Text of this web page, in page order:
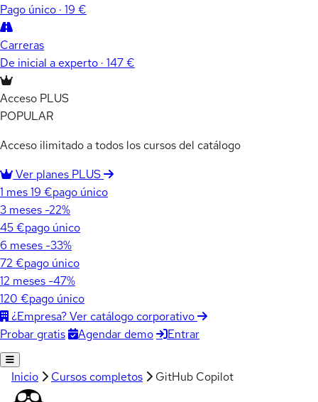
Pago único · 19 €
Carreras
De inicial a experto · 147 €
Acceso PLUS
POPULAR
Acceso ilimitado a todos los cursos del catálogo
Ver planes PLUS
1 mes19 €pago único
3 meses -22%
45 €pago único
6 meses -33%
72 €pago único
12 meses -47%
120 €pago único
¿Empresa? Ver catálogo corporativo
Probar gratis
Agendar demo Entrar
Inicio Cursos completos GitHub Copilot